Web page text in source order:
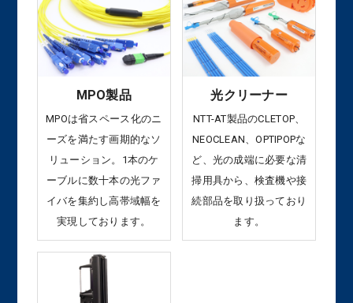
MPO製品
MPOは省スペース化のニ
ーズを満たす画期的なソ
リューション。1本のケ
ーブルに数十本の光ファ
イバを集約し高帯域幅を
実現しております。
光クリーナー
NTT-AT製品のCLETOP、
NEOCLEAN、OPTIPOPな
ど、光の成端に必要な清
掃用具から、検査機や接
続部品を取り扱っており
ます。